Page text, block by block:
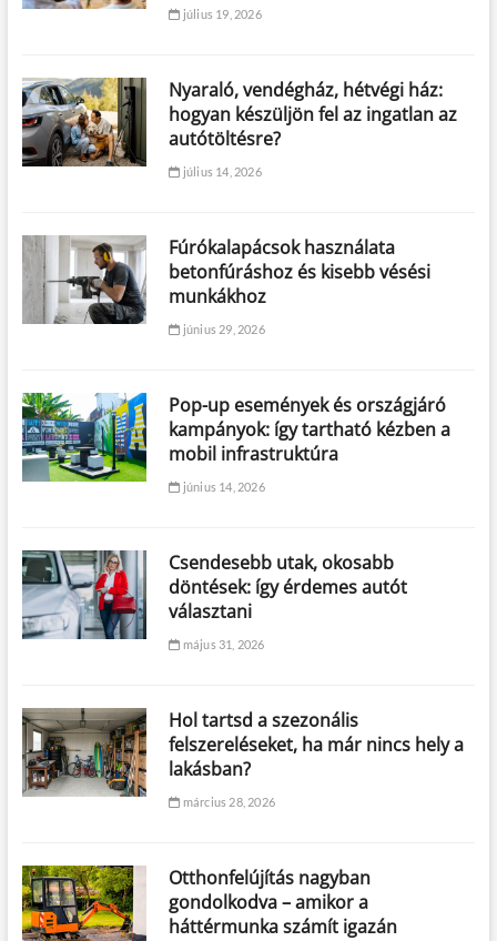
július 19, 2026
Nyaraló, vendégház, hétvégi ház:
hogyan készüljön fel az ingatlan az
autótöltésre?
július 14, 2026
Fúrókalapácsok használata
betonfúráshoz és kisebb vésési
munkákhoz
június 29, 2026
Pop-up események és országjáró
kampányok: így tartható kézben a
mobil infrastruktúra
június 14, 2026
Csendesebb utak, okosabb
döntések: így érdemes autót
választani
május 31, 2026
Hol tartsd a szezonális
felszereléseket, ha már nincs hely a
lakásban?
március 28, 2026
Otthonfelújítás nagyban
gondolkodva – amikor a
háttérmunka számít igazán